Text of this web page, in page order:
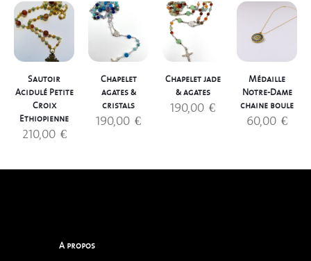
Sautoir
Acidulé Petite
Croix
Ethiopienne
210,00 €
Chapelet
agates &
cristals
190,00 €
Chapelet jade
& agates
190,00 €
Médaille
Notre-Dame
chaine boule
60,00 €
A propos